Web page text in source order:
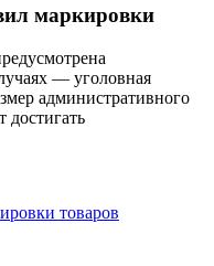
маркировки
— уголовная
административного
товаров